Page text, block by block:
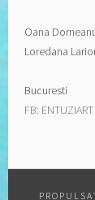
Oana
Loredana
Bucuresti
FB: